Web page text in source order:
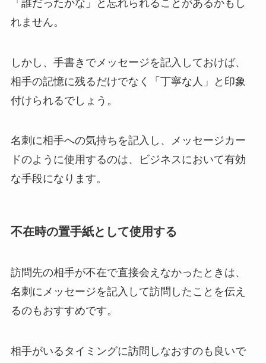
「誰だったかな」と忘れられることがあるかもし
れません。
しかし、手書きでメッセージを記入しておけば、
相手の記憶に残るだけでなく「丁寧な人」と印象
付けられるでしょう。
名刺に相手への気持ちを記入し、メッセージカー
ドのように使用するのは、ビジネスにおいて有効
な手段になります。
不在時の置手紙として使用する
訪問先の相手が不在で直接会えなかったときは、
名刺にメッセージを記入して訪問したことを伝え
るのもおすすめです。
相手がいるタイミングに訪問しなおすのも良いで